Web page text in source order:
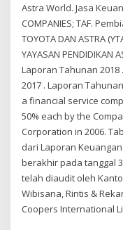
Astra World. Jasa
COMPANIES; TAF.
TOYOTA DAN ASTRA
YAYASAN PENDIDIKAN
Laporan Tahunan 2018
2017 . Laporan
a financial service
50% each by the
Corporation in 2006.
dari Laporan
berakhir pada tanggal
telah diaudit oleh
Wibisana, Rintis &
Coopers International